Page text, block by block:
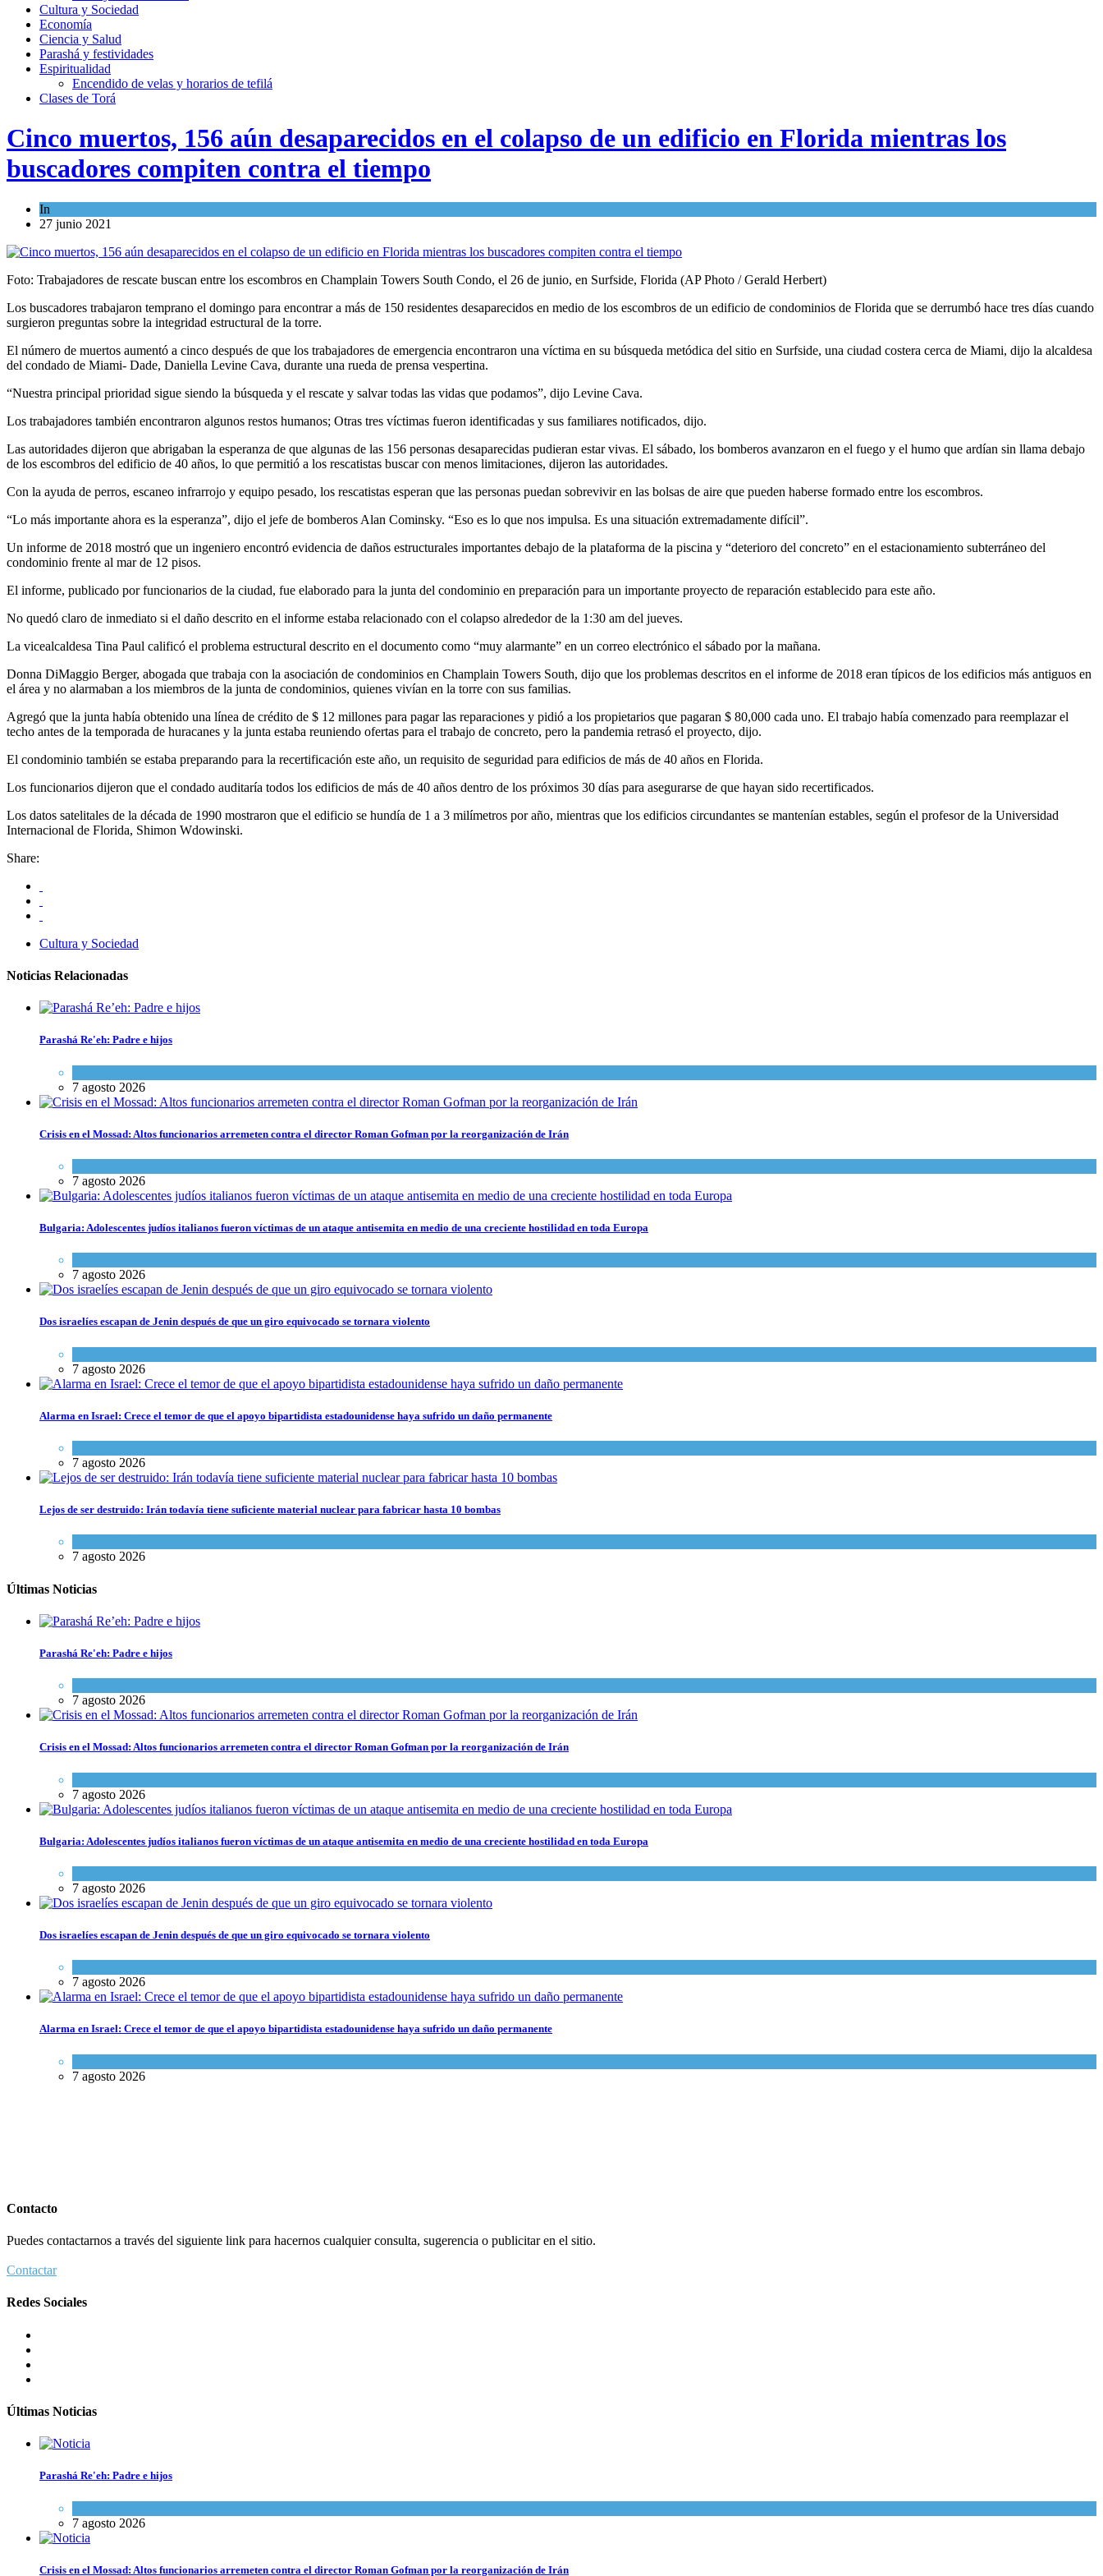
Cultura y Sociedad
Economía
Ciencia y Salud
Parashá y festividades
Espiritualidad
Encendido de velas y horarios de tefilá
Clases de Torá
Cinco muertos, 156 aún desaparecidos en el colapso de un edificio en Florida mientras los
buscadores compiten contra el tiempo
In
27 junio 2021
Foto: Trabajadores de rescate buscan entre los escombros en Champlain Towers South Condo, el 26 de junio, en Surfside, Florida (AP Photo / Gerald Herbert)
Los buscadores trabajaron temprano el domingo para encontrar a más de 150 residentes desaparecidos en medio de los escombros de un edificio de condominios de Florida que se derrumbó hace tres días cuando
surgieron preguntas sobre la integridad estructural de la torre.
El número de muertos aumentó a cinco después de que los trabajadores de emergencia encontraron una víctima en su búsqueda metódica del sitio en Surfside, una ciudad costera cerca de Miami, dijo la alcaldesa
del condado de Miami- Dade, Daniella Levine Cava, durante una rueda de prensa vespertina.
“Nuestra principal prioridad sigue siendo la búsqueda y el rescate y salvar todas las vidas que podamos”, dijo Levine Cava.
Los trabajadores también encontraron algunos restos humanos; Otras tres víctimas fueron identificadas y sus familiares notificados, dijo.
Las autoridades dijeron que abrigaban la esperanza de que algunas de las 156 personas desaparecidas pudieran estar vivas. El sábado, los bomberos avanzaron en el fuego y el humo que ardían sin llama debajo
de los escombros del edificio de 40 años, lo que permitió a los rescatistas buscar con menos limitaciones, dijeron las autoridades.
Con la ayuda de perros, escaneo infrarrojo y equipo pesado, los rescatistas esperan que las personas puedan sobrevivir en las bolsas de aire que pueden haberse formado entre los escombros.
“Lo más importante ahora es la esperanza”, dijo el jefe de bomberos Alan Cominsky. “Eso es lo que nos impulsa. Es una situación extremadamente difícil”.
Un informe de 2018 mostró que un ingeniero encontró evidencia de daños estructurales importantes debajo de la plataforma de la piscina y “deterioro del concreto” en el estacionamiento subterráneo del
condominio frente al mar de 12 pisos.
El informe, publicado por funcionarios de la ciudad, fue elaborado para la junta del condominio en preparación para un importante proyecto de reparación establecido para este año.
No quedó claro de inmediato si el daño descrito en el informe estaba relacionado con el colapso alrededor de la 1:30 am del jueves.
La vicealcaldesa Tina Paul calificó el problema estructural descrito en el documento como “muy alarmante” en un correo electrónico el sábado por la mañana.
Donna DiMaggio Berger, abogada que trabaja con la asociación de condominios en Champlain Towers South, dijo que los problemas descritos en el informe de 2018 eran típicos de los edificios más antiguos en
el área y no alarmaban a los miembros de la junta de condominios, quienes vivían en la torre con sus familias.
Agregó que la junta había obtenido una línea de crédito de $ 12 millones para pagar las reparaciones y pidió a los propietarios que pagaran $ 80,000 cada uno. El trabajo había comenzado para reemplazar el
techo antes de la temporada de huracanes y la junta estaba reuniendo ofertas para el trabajo de concreto, pero la pandemia retrasó el proyecto, dijo.
El condominio también se estaba preparando para la recertificación este año, un requisito de seguridad para edificios de más de 40 años en Florida.
Los funcionarios dijeron que el condado auditaría todos los edificios de más de 40 años dentro de los próximos 30 días para asegurarse de que hayan sido recertificados.
Los datos satelitales de la década de 1990 mostraron que el edificio se hundía de 1 a 3 milímetros por año, mientras que los edificios circundantes se mantenían estables, según el profesor de la Universidad
Internacional de Florida, Shimon Wdowinski.
Share:
Cultura y Sociedad
Noticias Relacionadas
Parashá Re'eh: Padre e hijos
7 agosto 2026
Crisis en el Mossad: Altos funcionarios arremeten contra el director Roman Gofman por la reorganización de Irán
7 agosto 2026
Bulgaria: Adolescentes judíos italianos fueron víctimas de un ataque antisemita en medio de una creciente hostilidad en toda Europa
7 agosto 2026
Dos israelíes escapan de Jenin después de que un giro equivocado se tornara violento
7 agosto 2026
Alarma en Israel: Crece el temor de que el apoyo bipartidista estadounidense haya sufrido un daño permanente
7 agosto 2026
Lejos de ser destruido: Irán todavía tiene suficiente material nuclear para fabricar hasta 10 bombas
7 agosto 2026
Últimas Noticias
Parashá Re'eh: Padre e hijos
7 agosto 2026
Crisis en el Mossad: Altos funcionarios arremeten contra el director Roman Gofman por la reorganización de Irán
7 agosto 2026
Bulgaria: Adolescentes judíos italianos fueron víctimas de un ataque antisemita en medio de una creciente hostilidad en toda Europa
7 agosto 2026
Dos israelíes escapan de Jenin después de que un giro equivocado se tornara violento
7 agosto 2026
Alarma en Israel: Crece el temor de que el apoyo bipartidista estadounidense haya sufrido un daño permanente
7 agosto 2026
Contacto
Puedes contactarnos a través del siguiente link para hacernos cualquier consulta, sugerencia o publicitar en el sitio.
Contactar
Redes Sociales
Últimas Noticias
Parashá Re'eh: Padre e hijos
7 agosto 2026
Crisis en el Mossad: Altos funcionarios arremeten contra el director Roman Gofman por la reorganización de Irán